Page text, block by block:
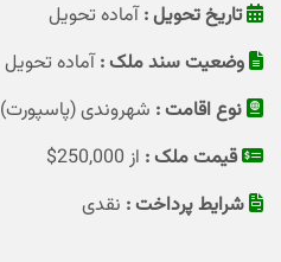
تاریخ تحویل :آماده تحویل
وضعیت سند ملک :آماده تحویل
نوع اقامت : شهروندی (پاسپورت)
قیمت ملک : از 250,000$
شرایط پرداخت : نقدی